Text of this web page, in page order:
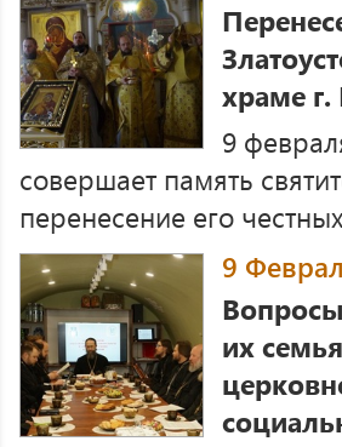
храме г.
9
совершает память
перенесение его
9
их